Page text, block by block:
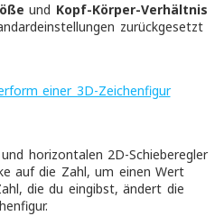
und Kopf-Körper-Verhältnis
zurückgesetzt
einer 3D-Zeichenfigur
horizontalen 2D-Schieberegler
auf die Zahl, um einen Wert
die du eingibst, ändert die